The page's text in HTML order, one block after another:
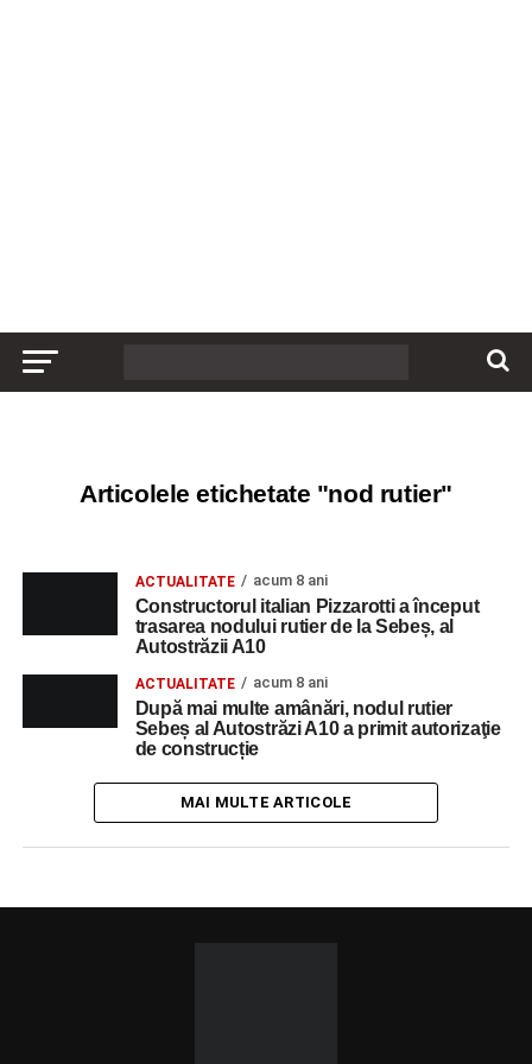
Articolele etichetate "nod rutier"
ACTUALITATE acum 8 ani
Constructorul italian Pizzarotti a început
trasarea nodului rutier de la Sebeș, al
Autostrăzii A10
ACTUALITATE acum 8 ani
După mai multe amânări, nodul rutier
Sebeș al Autostrăzi A10 a primit autorizaţie
de construcție
MAI MULTE ARTICOLE